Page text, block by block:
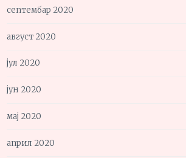
септембар 2020
август 2020
јул 2020
јун 2020
мај 2020
април 2020